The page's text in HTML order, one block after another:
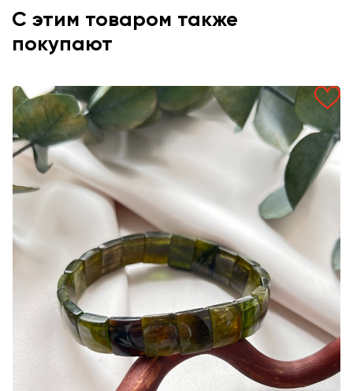
С этим товаром также
покупают